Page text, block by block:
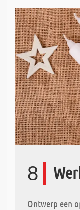
8
Ontwerp een